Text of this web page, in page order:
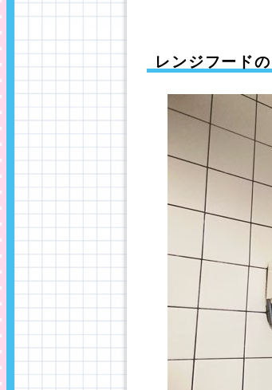
レンジフード